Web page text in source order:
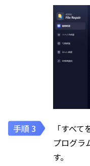
「すべ
プログラ
す。